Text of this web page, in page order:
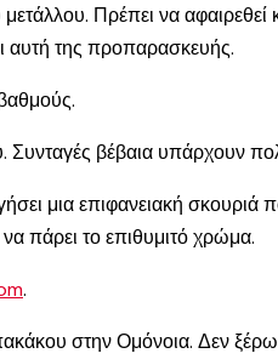
Πρέπει να
αυτή της προπαρασκευής.
βέβαια υπάρχουν
μια επιφανειακή
πάρει το επιθυμιτό χρώμα.
.
στην Ομόνοια. Δεν